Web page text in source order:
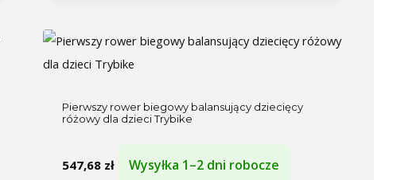
Pierwszy rower biegowy balansujący dziecięcy
różowy dla dzieci Trybike
547,68 zł Wysyłka 1–2 dni robocze